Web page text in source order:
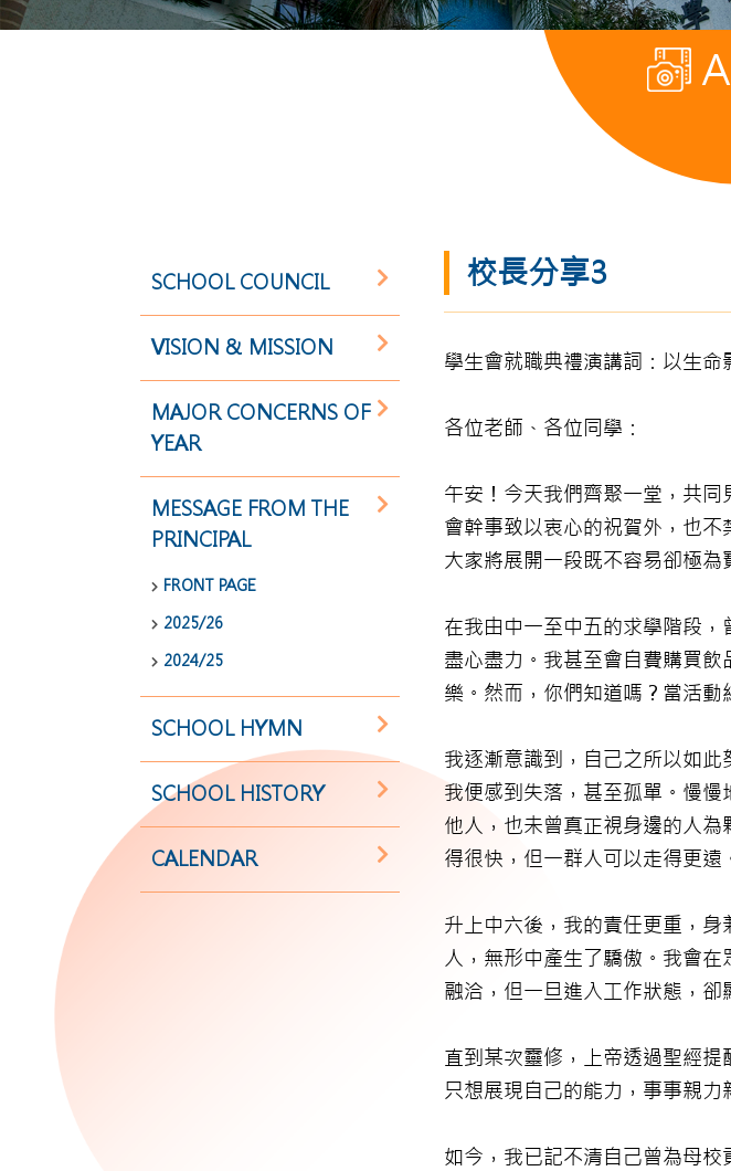
SCHOOL COUNCIL
VISION & MISSION
MAJOR CONCERNS OF
YEAR
MESSAGE FROM THE
PRINCIPAL
FRONT PAGE
2025/26
2024/25
SCHOOL HYMN
SCHOOL HISTORY
CALENDAR
校長分享3
學生會就職典禮演講詞：以生命
各位老師、各位同學：
午安！今天我們齊聚一堂，共
會幹事致以衷心的祝賀外，也
大家將展開一段既不容易卻極為
在我由中一至中五的求學階段
盡心盡力。我甚至會自費購買
樂。然而，你們知道嗎？當活
我逐漸意識到，自己之所以如
我便感到失落，甚至孤單。慢
他人，也未曾真正視身邊的人
得很快，但一群人可以走得更遠
升上中六後，我的責任更重，
人，無形中產生了驕傲。我會
融洽，但一旦進入工作狀態，卻
直到某次靈修，上帝透過聖經
只想展現自己的能力，事事親
如今，我已記不清自己曾為母